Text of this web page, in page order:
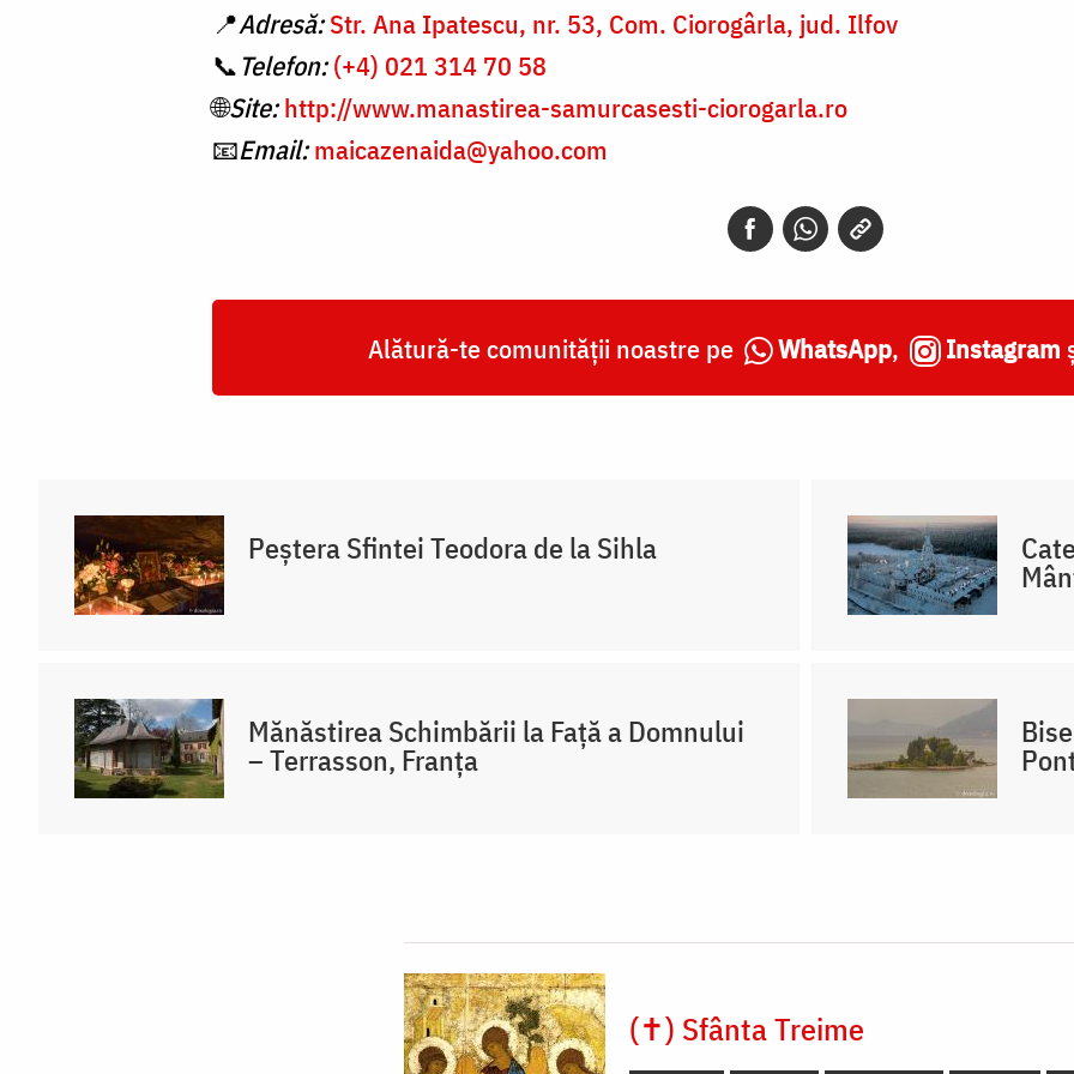
📍Adresă: Str. Ana Ipatescu, nr. 53, Com. Ciorogârla, jud. Ilfov
📞 Telefon: (+4) 021 314 70 58
🌐Site: http://www.manastirea-samurcasesti-ciorogarla.ro
📧Email: maicazenaida@yahoo.com
Alătură-te comunității noastre pe WhatsApp, Instagram
Peștera Sfintei Teodora de la Sihla
Mănăstirea Schimbării la Față a Domnului
– Terrasson, Franţa
(✝) Sfânta Treime